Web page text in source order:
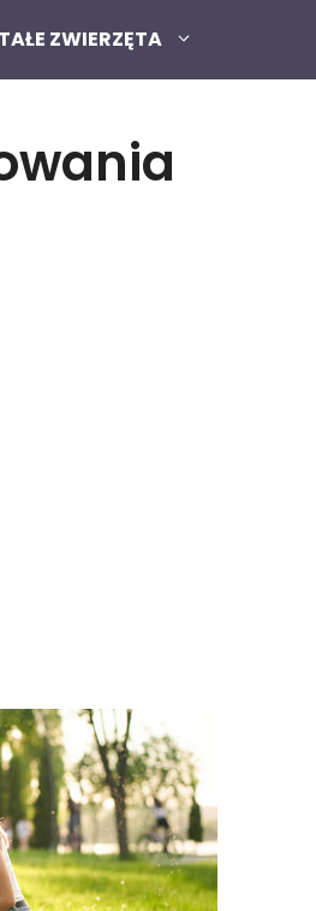
ZWIERZĘTA